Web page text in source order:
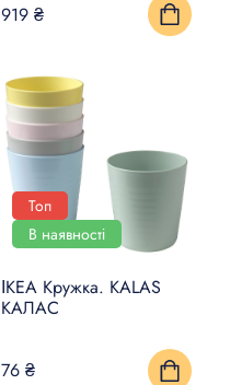
919 ₴
Топ
В наявності
ІКЕА Кружка. KALAS
КАЛАС
76 ₴